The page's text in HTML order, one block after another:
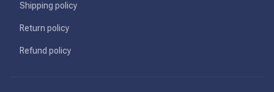
Shipping policy
Return policy
Refund policy